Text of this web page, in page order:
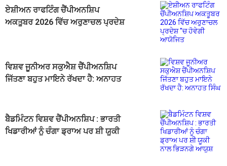
ਏਸ਼ੀਅਨ ਰਾਫਟਿੰਗ ਚੈਂਪੀਅਨਸ਼ਿਪ
ਅਕਤੂਬਰ 2026 ਵਿੱਚ ਅਰੁਣਾਚਲ ਪ੍ਰਦੇਸ਼
ਵਿਸ਼ਵ ਜੂਨੀਅਰ ਸਕੁਐਸ਼ ਚੈਂਪੀਅਨਸ਼ਿਪ
ਜਿੱਤਣਾ ਬਹੁਤ ਮਾਇਨੇ ਰੱਖਦਾ ਹੈ: ਅਨਾਹਤ
ਬੈਡਮਿੰਟਨ ਵਿਸ਼ਵ ਚੈਂਪੀਅਨਸ਼ਿਪ : ਭਾਰਤੀ
ਖਿਡਾਰੀਆਂ ਨੂੰ ਚੰਗਾ ਡ੍ਰਾਅ ਪਰ ਸ਼ੀ ਯੂਕੀ